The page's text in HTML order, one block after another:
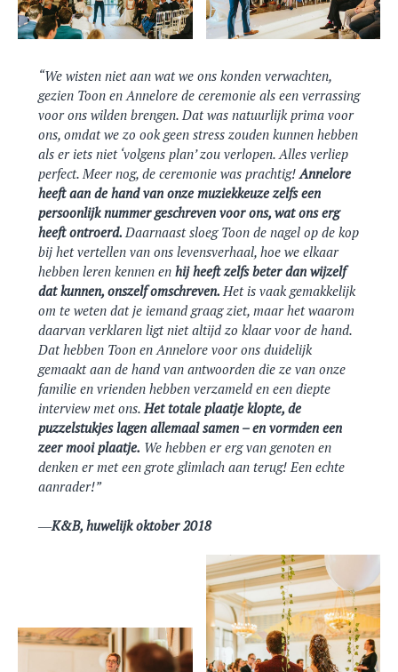
We wisten niet aan wat we ons konden verwachten,
gezien Toon en Annelore de ceremonie als een verrassing
voor ons wilden brengen. Dat was natuurlijk prima voor
ons, omdat we zo ook geen stress zouden kunnen hebben
als er iets niet ‘volgens plan’ zou verlopen. Alles verliep
perfect. Meer nog, de ceremonie was prachtig! Annelore
heeft aan de hand van onze muziekkeuze zelfs een
persoonlijk nummer geschreven voor ons, wat ons erg
heeft ontroerd. Daarnaast sloeg Toon de nagel op de kop
bij het vertellen van ons levensverhaal, hoe we elkaar
hebben leren kennen en hij heeft zelfs beter dan wijzelf
dat kunnen, onszelf omschreven. Het is vaak gemakkelijk
om te weten dat je iemand graag ziet, maar het waarom
daarvan verklaren ligt niet altijd zo klaar voor de hand.
Dat hebben Toon en Annelore voor ons duidelijk
gemaakt aan de hand van antwoorden die ze van onze
familie en vrienden hebben verzameld en een diepte
interview met ons. Het totale plaatje klopte, de
puzzelstukjes lagen allemaal samen – en vormden een
zeer mooi plaatje. We hebben er erg van genoten en
denken er met een grote glimlach aan terug! Een echte
aanrader!”
K&B, huwelijk oktober 2018